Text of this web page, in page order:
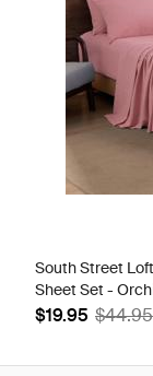
South Street
Sheet Set -
$19.95 $44.95